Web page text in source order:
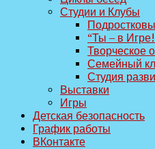
Студии и Клубы
“Ты – в
Творческое
Семейный
Студия
Выставки
Игры
Детская безопасность
График работы
ВКонтакте